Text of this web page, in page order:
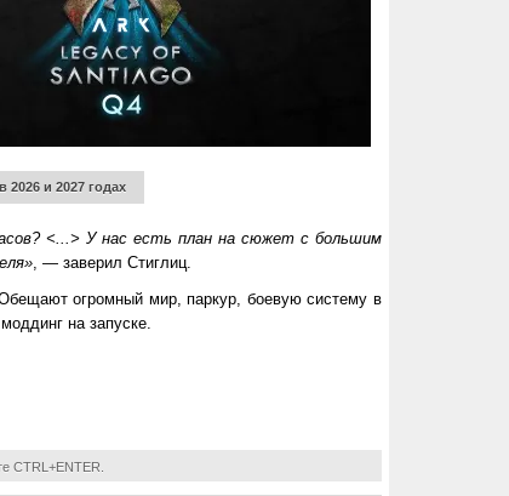
2026 и 2027 годах
<...> У нас есть план на сюжет с большим
, — заверил Стиглиц.
огромный мир, паркур, боевую систему в
на запуске.
CTRL+ENTER.